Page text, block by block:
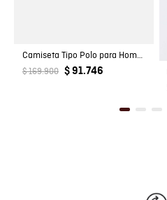
Camiseta Tipo Polo para Hombre
$ 169.900 $ 91.746